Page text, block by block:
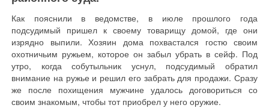
Как пояснили в ведомстве, в июле прошлого года
подсудимый пришел к своему товарищу домой, где они
изрядно выпили. Хозяин дома похвастался гостю своим
охотничьим ружьем, которое он забыл убрать в сейф. Под
утро, когда собутыльник уснул, подсудимый обратил
внимание на ружье и решил его забрать для продажи. Сразу
же после похищения мужчине удалось договориться со
своим знакомым, чтобы тот приобрел у него оружие.